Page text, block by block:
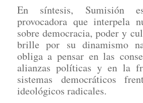
En síntesis, Sumisión
provocadora que interpela
sobre democracia, poder y
brille por su dinamismo
obliga a pensar en las
alianzas políticas y en la
sistemas democráticos
ideológicos radicales.